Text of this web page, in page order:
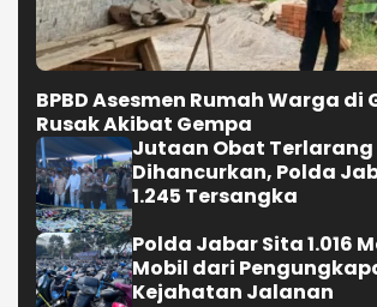
BPBD Asesmen Rumah Warga di
Rusak Akibat Gempa
Jutaan Obat Terlarang
Dihancurkan, Polda
1.245 Tersangka
Polda Jabar Sita 1.016
Mobil dari
Kejahatan Jalanan